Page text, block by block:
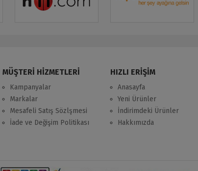
MÜŞTERİ HİZMETLERİ
Kampanyalar
Markalar
Mesafeli Satış Sözlşmesi
İade ve Değişim Politikası
HIZLI ERİŞİM
Anasayfa
Yeni Ürünler
İndirimdeki Ürünler
Hakkımızda